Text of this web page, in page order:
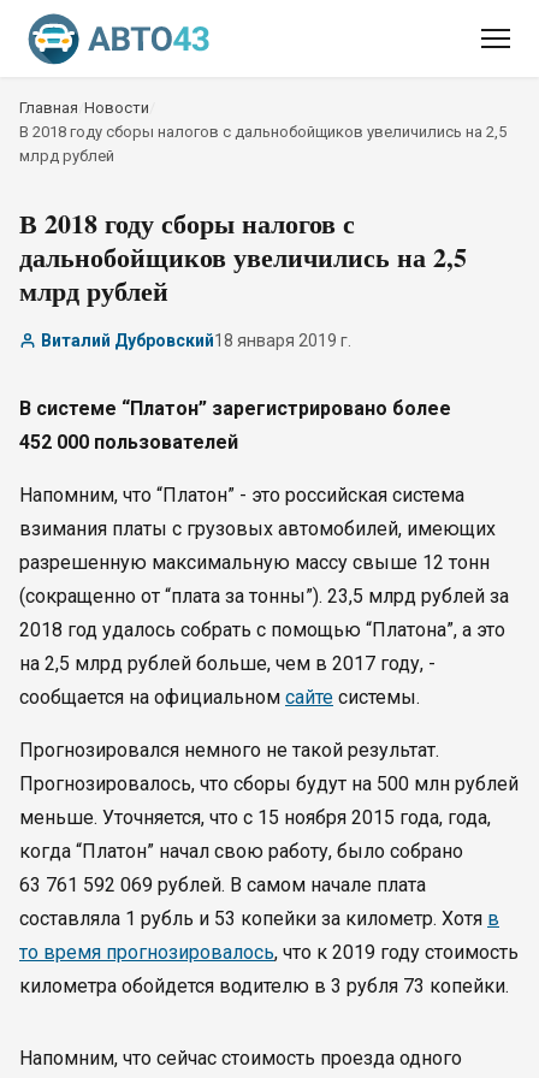
Главная Новости
В 2018 году сборы налогов с дальнобойщиков увеличились на 2,5
млрд рублей
В 2018 году сборы налогов с
дальнобойщиков увеличились на 2,5
млрд рублей
Виталий Дубровский18 января 2019 г.
В системе “Платон” зарегистрировано более
452 000 пользователей
Напомним, что “Платон” - это российская система
взимания платы с грузовых автомобилей, имеющих
разрешенную максимальную массу свыше 12 тонн
(сокращенно от “плата за тонны”). 23,5 млрд рублей за
2018 год удалось собрать с помощью “Платона”, а это
на 2,5 млрд рублей больше, чем в 2017 году, -
сообщается на официальном сайте системы.
Прогнозировался немного не такой результат.
Прогнозировалось, что сборы будут на 500 млн рублей
меньше. Уточняется, что с 15 ноября 2015 года, года,
когда “Платон” начал свою работу, было собрано
63 761 592 069 рублей. В самом начале плата
составляла 1 рубль и 53 копейки за километр. Хотя в
то время прогнозировалось, что к 2019 году стоимость
километра обойдется водителю в 3 рубля 73 копейки.
Напомним, что сейчас стоимость проезда одного